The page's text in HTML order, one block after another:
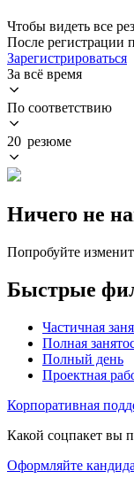
Чтобы видеть все
После регистрации
Зарегистрироваться
За всё время
По соответствию
20 резюме
Ничего не
Попробуйте
Быстрые
Частичная
Полная
Полный день
Проектная
Корпоративная
Какой соцпакет вы
Оформляйте